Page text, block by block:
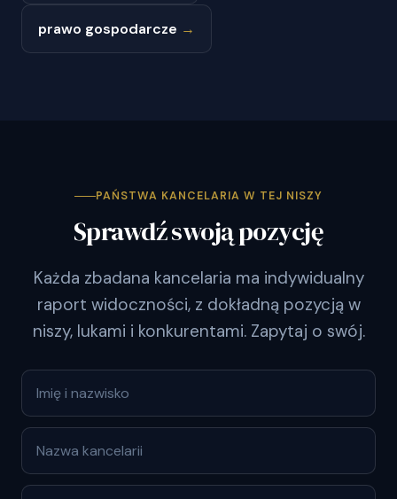
prawo gospodarcze →
PAŃSTWA KANCELARIA W TEJ NISZY
Sprawdź swoją pozycję
Każda zbadana kancelaria ma indywidualny
raport widoczności, z dokładną pozycją w
niszy, lukami i konkurentami. Zapytaj o swój.